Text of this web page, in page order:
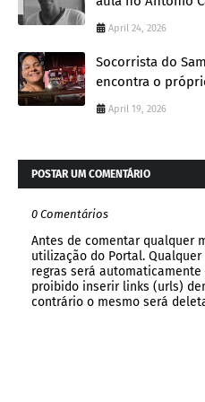
April 24, 2026
Socorrista do
encontra o
April 19, 2026
POSTAR UM COMENTÁRIO
0 Comentários
Antes de comentar qualquer
utilização do Portal.
regras será
proibido inserir links (urls)
contrário o mesmo será